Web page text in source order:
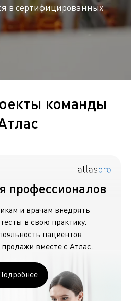
в сертифицированных
команды
профессионалов
и врачам внедрять
в свою практику.
пациентов
вместе с Атлас.